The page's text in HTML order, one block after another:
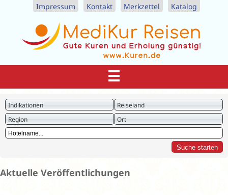
Impressum Kontakt Merkzettel Katalog
Indikationen
Reiseland
Region
Ort
Aktuelle Veröffentlichungen